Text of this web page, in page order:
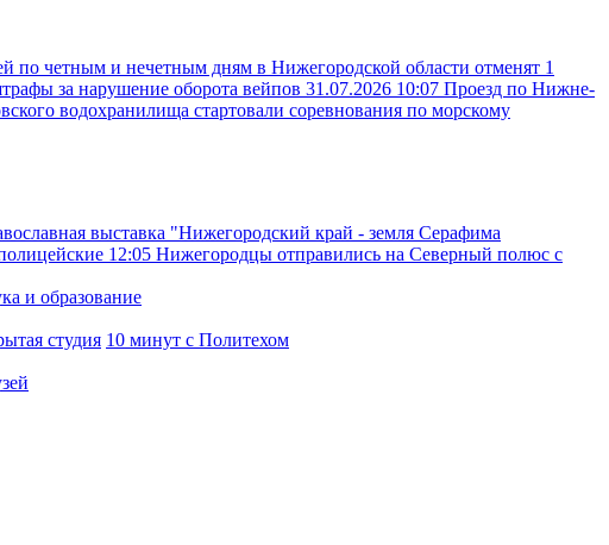
по четным и нечетным дням в Нижегородской области отменят 1
за нарушение оборота вейпов 31.07.2026 10:07 Проезд по Нижне-
водохранилища стартовали соревнования по морскому
выставка "Нижегородский край - земля Серафима
12:05 Нижегородцы отправились на Северный полюс с
и образование
студия 10 минут с Политехом